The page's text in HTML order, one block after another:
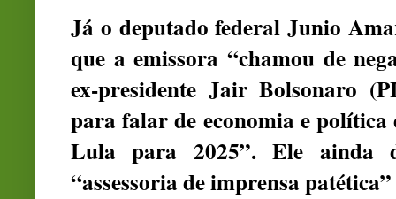
Já o deputado federal Junio
que a emissora “chamou de
ex-presidente Jair Bolsonaro
para falar de economia e
Lula para 2025”. Ele ainda
“assessoria de imprensa